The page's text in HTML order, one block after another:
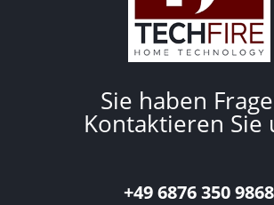
Sie haben
Kontaktieren Sie
+49 6876 350 9868